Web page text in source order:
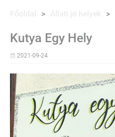
Főoldal > Állati jó helyek >
Kutya Egy Hely
2021-09-24